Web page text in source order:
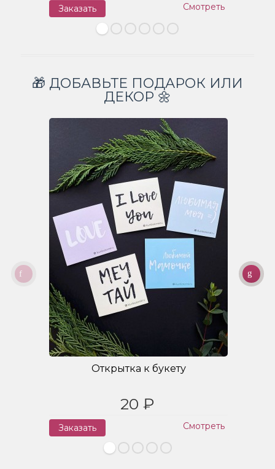
Заказать Смотреть
🎁 ДОБАВЬТЕ ПОДАРОК ИЛИ
ДЕКОР 🌼
Открытка к букету
20 ₽
Заказать Смотреть